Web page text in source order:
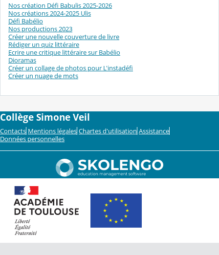
Nos création Défi Babulis 2025-2026
Nos créations 2024-2025 Ulis
Défi Babélio
Nos productions 2023
Créer une nouvelle couverture de livre
Rédiger un quiz littéraire
Ecrire une critique littéraire sur Babélio
Dioramas
Créer un collage de photos pour L'instadéfi
Créer un nuage de mots
Collège Simone Veil
Contacts Mentions légales Chartes d'utilisation Assistance
Données personnelles